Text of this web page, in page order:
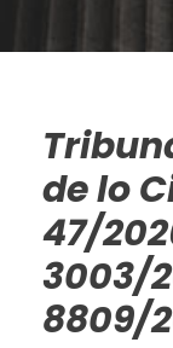
de lo
47/
3003/
8809/